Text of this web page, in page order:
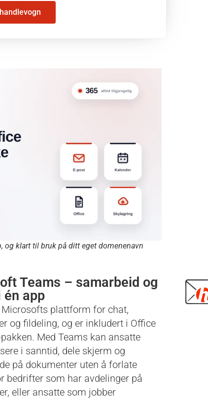
og klart til bruk på ditt eget domenenavn
Teams – samarbeid og
én app
Microsofts plattform for chat,
og fildeling, og er inkludert i Office
Med Teams kan ansatte
i sanntid, dele skjerm og
på dokumenter uten å forlate
bedrifter som har avdelinger på
eller ansatte som jobber